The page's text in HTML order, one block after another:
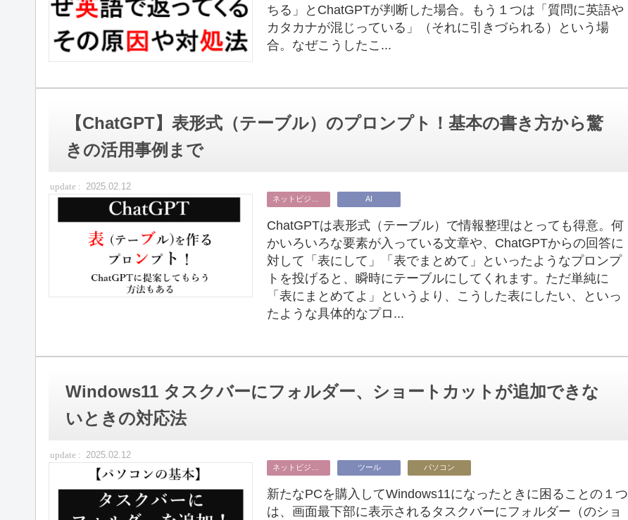
ちる」とChatGPTが判断した場合。もう１つは「質問に英語や
カタカナが混じっている」（それに引きづられる）という場
合。なぜこうしたこ...
【ChatGPT】表形式（テーブル）のプロンプト！基本の書き方から驚
きの活用事例まで
2025.02.12
AI
ChatGPTは表形式（テーブル）で情報整理はとっても得意。何
かいろいろな要素が入っている文章や、ChatGPTからの回答に
対して「表にして」「表でまとめて」といったようなプロンプ
トを投げると、瞬時にテーブルにしてくれます。ただ単純に
「表にまとめてよ」というより、こうした表にしたい、といっ
たような具体的なプロ...
Windows11 タスクバーにフォルダー、ショートカットが追加できな
いときの対応法
2025.02.12
ツール パソコン
新たなPCを購入してWindows11になったときに困ることの１つ
は、画面最下部に表示されるタスクバーにフォルダー（のショ